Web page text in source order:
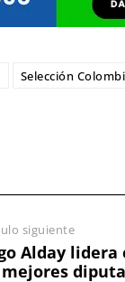
Selección
siguiente
Alday